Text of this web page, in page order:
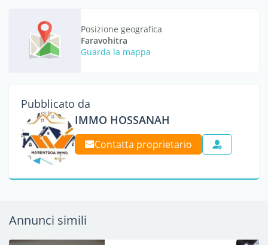
Posizione geografica
Faravohitra
Guarda la mappa
Pubblicato da
IMMO HOSSANAH
Contatta proprietario
Annunci simili